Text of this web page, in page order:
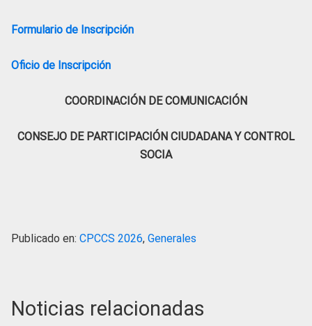
Formulario de Inscripción
Oficio de Inscripción
COORDINACIÓN DE COMUNICACIÓN
CONSEJO DE PARTICIPACIÓN CIUDADANA Y CONTROL
SOCIA
Publicado en: CPCCS 2026, Generales
Noticias relacionadas